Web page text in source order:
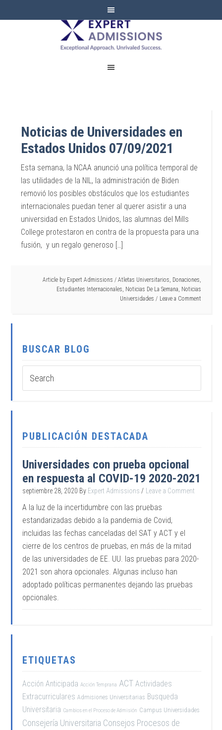
EXPERT
ADMISSIONS
Noticias de Universidades en
Estados Unidos 07/09/2021
Esta semana, la NCAA anunció una política temporal de
las utilidades de la NIL, la administración de Biden
removió los posibles obstáculos que los estudiantes
internacionales puedan tener al querer asistir a una
universidad en Estados Unidos, las alumnas del Mills
College protestaron en contra de la propuesta para una
fusión, y un regalo generoso […]
Article by Expert Admissions / Atletas Universitarios, Donaciones,
Estudiantes Internacionales, Noticias De La Semana, Noticias
Universidades
Leave a Comment
BUSCAR BLOG
PUBLICACIÓN DESTACADA
Universidades con prueba opcional
en respuesta al COVID-19 2020-2021
septiembre 28, 2020 By Expert Admissions Leave a Comment
A la luz de la incertidumbre con las pruebas
estandarizadas debido a la pandemia de Covid,
incluidas las fechas canceladas del SAT y ACT y el
cierre de los centros de pruebas, en más de la mitad
de las universidades de EE. UU. las pruebas para 2020-
2021 son ahora opcionales. Algunas incluso han
adoptado políticas permanentes dejando las pruebas
opcionales.
ETIQUETAS
Acción Anticipada Acción Temprana ACT Actividades
Extracurriculares Admisiones Universitarias Busqueda
Universitaria Cambios en el Proceso de Admisión Campus Universidades
Consejería Universitaria Consejos Procesos de